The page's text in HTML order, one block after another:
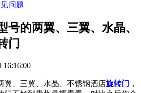
问题
号的两翼、三翼、水晶、
门
16:16:00
翼、三翼、水晶、不锈钢酒店旋转门 ，